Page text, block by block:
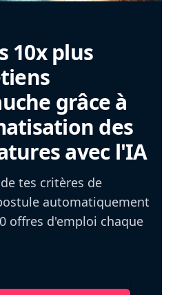
10x plus
grâce à
des
avec l'IA
tes critères de
automatiquement
offres d'emploi chaque